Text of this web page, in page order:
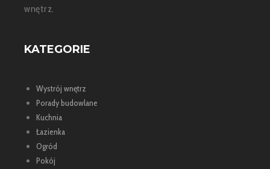
wnętrz.
KATEGORIE
Wystrój wnętrz
Porady budowlane
Kuchnia
Łazienka
Ogród
Pokój